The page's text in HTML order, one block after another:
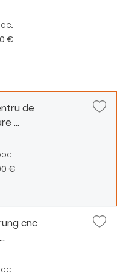
€
de
...
€
cnc